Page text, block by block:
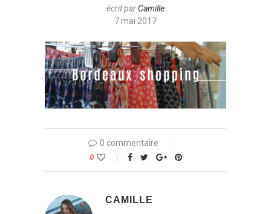
écrit parCamille
7 mai 2017
0 commentaire
0
CAMILLE